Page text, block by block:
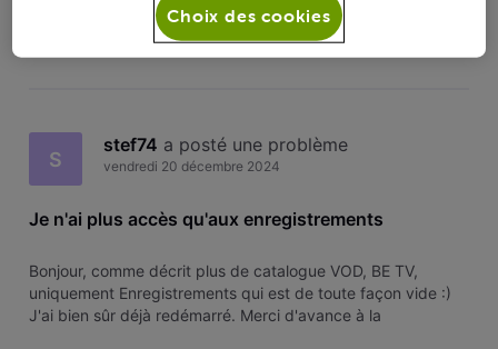
0
S
stef74 a posté une problème
vendredi 20 décembre 2024
Je n'ai plus accès qu'aux enregistrements
Bonjour, comme décrit plus de catalogue VOD, BE TV,
uniquement Enregistrements qui est de toute façon vide :)
J'ai bien sûr déjà redémarré. Merci d'avance à la
Choix des cookies